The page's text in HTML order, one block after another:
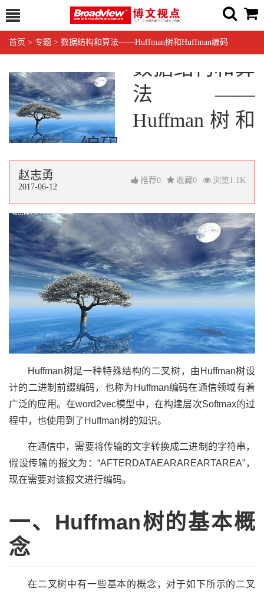
首页 > 专题 > 数据结构和算法——Huffman树和Huffman编码
数据结构和算
法——
Huffman树和
Huffman编码
赵志勇
2017-06-12
推荐0 收藏0 浏览1.1K
Huffman树是一种特殊结构的二叉树，由Huffman树设
计的二进制前缀编码，也称为Huffman编码在通信领域有着
广泛的应用。在word2vec模型中，在构建层次Softmax的过
程中，也使用到了Huffman树的知识。
在通信中，需要将传输的文字转换成二进制的字符串，
假设传输的报文为：“AFTERDATAEARAREARTAREA”，
现在需要对该报文进行编码。
一、Huffman树的基本概
念
在二叉树中有一些基本的概念，对于如下所示的二叉